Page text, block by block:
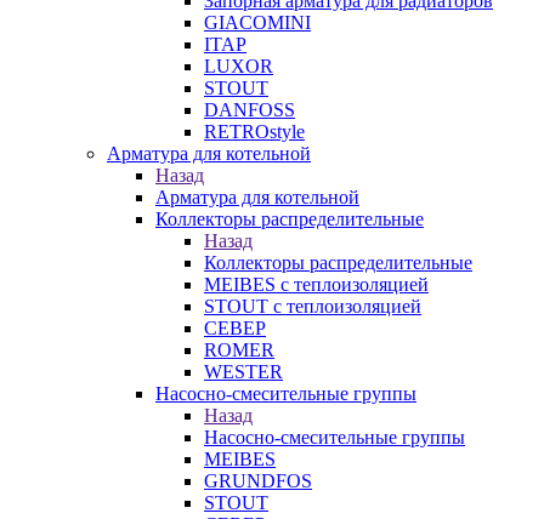
GIACOMINI
ITAP
LUXOR
STOUT
DANFOSS
RETROstyle
Арматура для котельной
Назад
Арматура для котельной
Коллекторы распределительные
Назад
Коллекторы распределительные
MEIBES с теплоизоляцией
STOUT с теплоизоляцией
СЕВЕР
ROMER
WESTER
Насосно-смесительные группы
Назад
Насосно-смесительные группы
MEIBES
GRUNDFOS
STOUT